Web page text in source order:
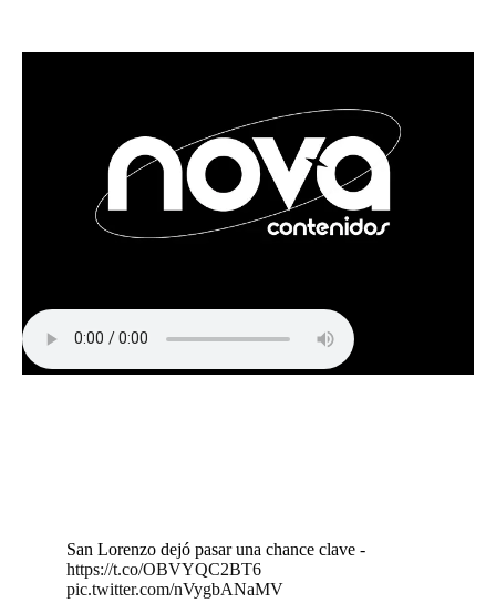
San Lorenzo dejó pasar una chance clave -
https://t.co/OBVYQC2BT6
pic.twitter.com/nVygbANaMV